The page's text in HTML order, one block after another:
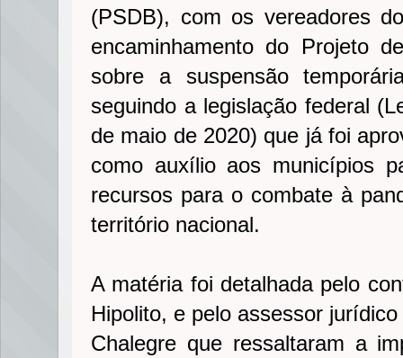
(PSDB), com os vereadores
encaminhamento do Projeto
sobre a suspensão
seguindo a legislação federal
de maio de 2020) que já foi
como auxílio aos municípios
recursos para o combate à
território nacional.
A matéria foi detalhada pelo
Hipolito, e pelo assessor
Chalegre que ressaltaram a